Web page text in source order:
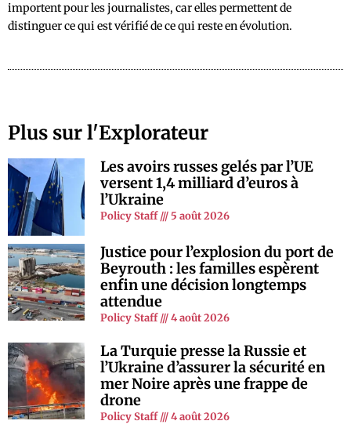
importent pour les journalistes, car elles permettent de
distinguer ce qui est vérifié de ce qui reste en évolution.
Plus sur l'Explorateur
Les avoirs russes gelés par l’UE
versent 1,4 milliard d’euros à
l’Ukraine
Policy Staff 5 août 2026
Justice pour l’explosion du port de
Beyrouth : les familles espèrent
enfin une décision longtemps
attendue
Policy Staff 4 août 2026
La Turquie presse la Russie et
l’Ukraine d’assurer la sécurité en
mer Noire après une frappe de
drone
Policy Staff 4 août 2026